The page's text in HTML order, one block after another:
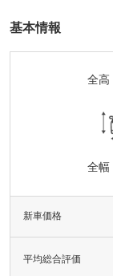
基本情報
全高
全幅
新車価格
平均総合評価